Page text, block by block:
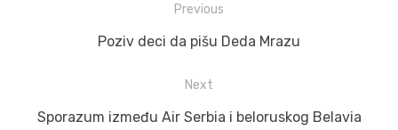
navigation
Previous
Previous
Poziv deci da pišu Deda Mrazu
Next
Next
Sporazum između Air Serbia i beloruskog Belavia